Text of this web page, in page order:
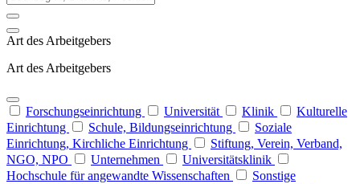
Art des Arbeitgebers
Art des Arbeitgebers
Forschungseinrichtung Universität Klinik
Kulturelle
Einrichtung
Schule, Bildungseinrichtung
Soziale
Einrichtung, Kirchliche Einrichtung
Stiftung, Verein, Verband,
NGO, NPO
Unternehmen
Universitätsklinik
Hochschule für angewandte Wissenschaften
Sonstige